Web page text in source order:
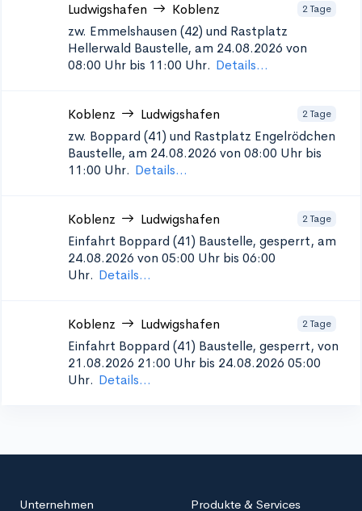
Ludwigshafen Koblenz 2 Tage
zw. Emmelshausen (42) und Rastplatz
Hellerwald Baustelle, am 24.08.2026 von
08:00 Uhr bis 11:00 Uhr. Details...
Koblenz Ludwigshafen 2 Tage
zw. Boppard (41) und Rastplatz Engelrödchen
Baustelle, am 24.08.2026 von 08:00 Uhr bis
11:00 Uhr. Details...
Koblenz Ludwigshafen 2 Tage
Einfahrt Boppard (41) Baustelle, gesperrt, am
24.08.2026 von 05:00 Uhr bis 06:00
Uhr. Details...
Koblenz Ludwigshafen 2 Tage
Einfahrt Boppard (41) Baustelle, gesperrt, von
21.08.2026 21:00 Uhr bis 24.08.2026 05:00
Uhr. Details...
Unternehmen Produkte & Services